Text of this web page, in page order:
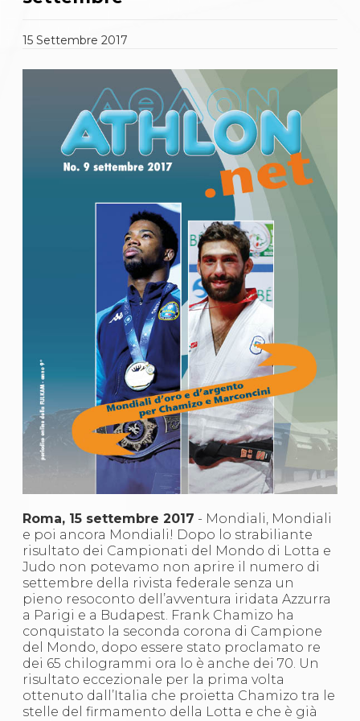
La disciplina
News
Gare e Risultati
Attività Didattica
Albi Federali
Karate
La disciplina
Gare e Risultati
Attività Didattica
Albi Federali
Arti marziali
Aikido
Ju Jitsu
Sumo
Capoeira
Grappling
BJJ
Pancrazio/Pankration
S'istrumpa
News
Calendario Attività
Difesa Personale MGA
La disciplina
News
Merchandising
Mappa del sito
Contatti
News
Cookies Accept
Newsletter
Catalogo formativo
Webinar
Corsi Monotematici
Corsi di Specializzazione
Corsi FIJLKAM-FISDIR
Corsi Preparatore Fisico
Edutraining class - Didattica infantile
Corso dirigenti sportivi
Corso Direttore di Gara
15Settembre2017
Roma, 15 settembre 2017 - Mondiali, Mondiali
e poi ancora Mondiali! Dopo lo strabiliante
risultato dei Campionati del Mondo di Lotta e
Judo non potevamo non aprire il numero di
settembre della rivista federale senza un
pieno resoconto dell’avventura iridata Azzurra
a Parigi e a Budapest. Frank Chamizo ha
conquistato la seconda corona di Campione
del Mondo, dopo essere stato proclamato re
dei 65 chilogrammi ora lo è anche dei 70. Un
risultato eccezionale per la prima volta
ottenuto dall’Italia che proietta Chamizo tra le
stelle del firmamento della Lotta e che è già